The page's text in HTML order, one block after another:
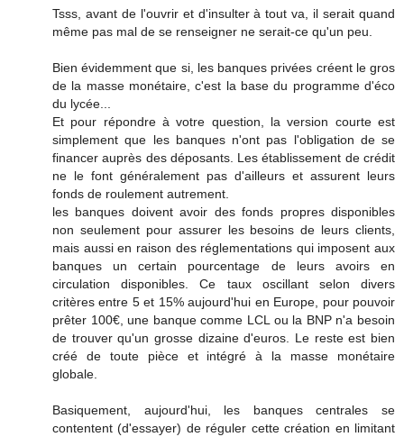
Tsss, avant de l'ouvrir et d'insulter à tout va, il serait quand
même pas mal de se renseigner ne serait-ce qu'un peu.
Bien évidemment que si, les banques privées créent le gros
de la masse monétaire, c'est la base du programme d'éco
du lycée...
Et pour répondre à votre question, la version courte est
simplement que les banques n'ont pas l'obligation de se
financer auprès des déposants. Les établissement de crédit
ne le font généralement pas d'ailleurs et assurent leurs
fonds de roulement autrement.
les banques doivent avoir des fonds propres disponibles
non seulement pour assurer les besoins de leurs clients,
mais aussi en raison des réglementations qui imposent aux
banques un certain pourcentage de leurs avoirs en
circulation disponibles. Ce taux oscillant selon divers
critères entre 5 et 15% aujourd'hui en Europe, pour pouvoir
prêter 100€, une banque comme LCL ou la BNP n'a besoin
de trouver qu'un grosse dizaine d'euros. Le reste est bien
créé de toute pièce et intégré à la masse monétaire
globale.
Basiquement, aujourd'hui, les banques centrales se
contentent (d'essayer) de réguler cette création en limitant